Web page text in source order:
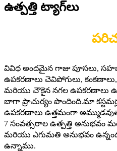
ఉత్పత్తి ట్యాగ్‌లు
వివిధ అందమైన గాజు పూసలు,
ఉపకరణాలు చెవిపోగులు,
మరియు చౌకైన నగల
బాగా ప్రాచుర్యం పొందింది.మా
ఉపకరణాలు ఉత్తమంగా
7 సంవత్సరాల ఉత్పత్తి అనుభవం
మరియు ఎగుమతి అనుభవం
ఉన్నాము.